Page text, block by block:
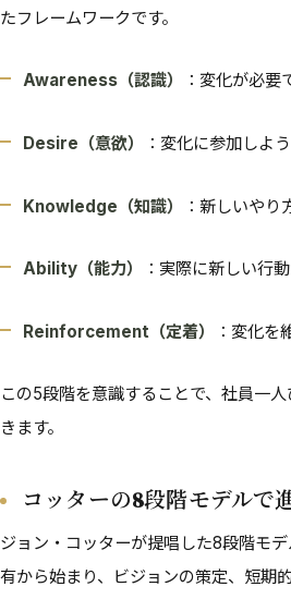
たフレームワークです。
Awareness（認識） ：変化が必要
Desire（意欲） ：変化に参加しよ
Knowledge（知識） ：新しいやり
Ability（能力） ：実際に新しい行
Reinforcement（定着） ：変化を
この5段階を意識することで、社員一
きます。
コッターの8段階モデルで
ジョン・コッターが提唱した8段階モ
有から始まり、ビジョンの策定、短期